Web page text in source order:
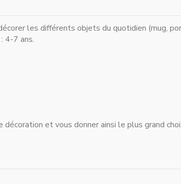
les différents objets du quotidien (mug,
4-7 ans.
et vous donner ainsi le plus grand